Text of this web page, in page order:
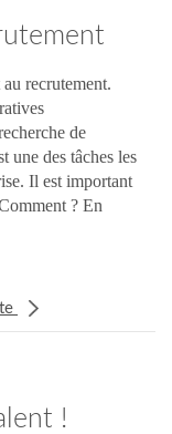
recrutement.
de
une des tâches les
Il est important
? En
!